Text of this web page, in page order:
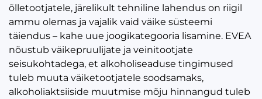
õlletootjatele, järelikult tehniline lahendus on riigil
ammu olemas ja vajalik vaid väike süsteemi
täiendus – kahe uue joogikategooria lisamine. EVEA
nõustub väikepruulijate ja veinitootjate
seisukohtadega, et alkoholiseaduse tingimused
tuleb muuta väiketootjatele soodsamaks,
alkoholiaktsiiside muutmise mõju hinnangud tuleb